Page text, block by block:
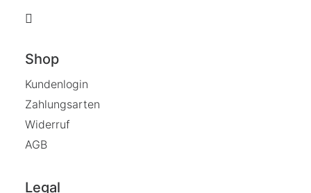
Shop
Kundenlogin
Zahlungsarten
Widerruf
AGB
Legal